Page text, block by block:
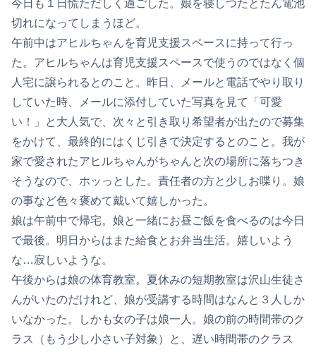
今日も１日慌ただしく過ごした。娘を寝しつたとたん電池
切れになってしまうほど。
午前中はアヒルちゃんを育児支援スペースに持って行っ
た。アヒルちゃんは育児支援スペースで使うのではなく個
人宅に譲られるとのこと。昨日、メールと電話でやり取り
していた時、メールに添付していた写真を見て「可愛
い！」と大人気で、次々と引き取り希望者が出たので募集
をかけて、最終的にはくじ引きで決定するとのこと。我が
家で愛されたアヒルちゃんがちゃんと次の場所に落ちつき
そうなので、ホッっとした。責任者の方と少しお喋り。娘
の事など色々褒めて戴いて嬉しかった。
娘は午前中で帰宅。娘と一緒にお昼ご飯を食べるのは今日
で最後。明日からはまた給食とお弁当生活。嬉しいよう
な…寂しいような。
午後からは娘の体育教室。夏休みの短期教室は沢山生徒さ
んがいたのだけれど、娘が受講する時間はなんと３人しか
いなかった。しかも女の子は娘一人。娘の前の時間帯のク
ラス（もう少し小さい子対象）と、遅い時間帯のクラス